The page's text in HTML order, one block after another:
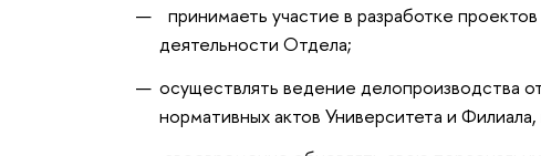
принимаеть участие в разработке
деятельности Отдела;
осуществлять ведение делопроизводства
нормативных актов Университета и